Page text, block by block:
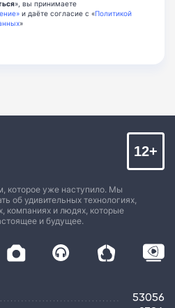
», вы принимаете
и даёте согласие с «Политикой
»
которое уже наступило. Мы
об удивительных технологиях,
компаниях и людях, которые
и будущее.
12+
53056